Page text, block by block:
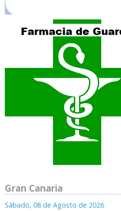
Gran Canaria
Sábado, 08 de Agosto de 2026